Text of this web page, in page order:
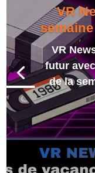
VR
VR
futur
de la